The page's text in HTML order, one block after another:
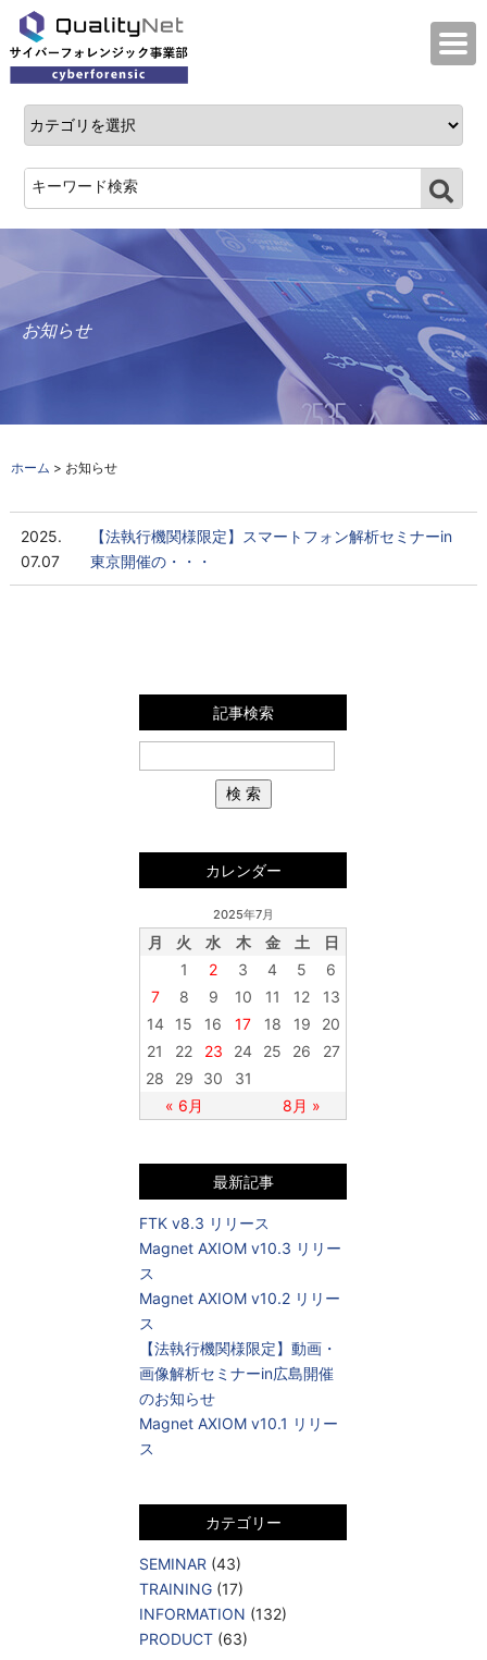
QualityNet サイバーフォレンジック事業
お知らせ
ホーム > お知らせ
2025.
07.07
【法執行機関様限定】スマートフォン解析セミナーin
東京開催の・・・
記事検索
カレンダー
2025年7月
月 火 水 木 金 土 日
« 6月 8月 »
1 2 3 4 5
6
7
8 9 10 11 12
13
14
15 16 17 18 19
20
21
22 23 24 25 26
27
28
29 30 31
最新記事
FTK v8.3 リリース
Magnet AXIOM v10.3 リリー
ス
Magnet AXIOM v10.2 リリー
ス
【法執行機関様限定】動画・
画像解析セミナーin広島開催
のお知らせ
Magnet AXIOM v10.1 リリー
ス
カテゴリー
SEMINAR (43)
TRAINING (17)
INFORMATION (132)
PRODUCT (63)